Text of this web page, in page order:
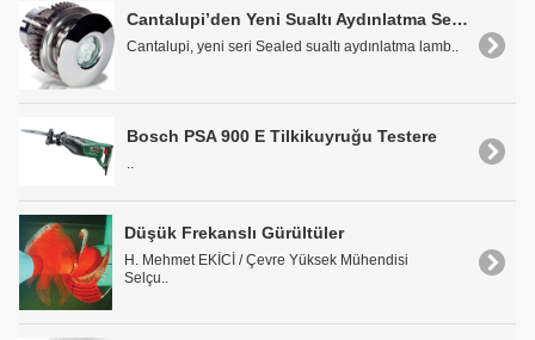
Cantalupi’den Yeni Sualtı Aydınlatma Serisi
Cantalupi, yeni seri Sealed sualtı aydınlatma lamb..
Bosch PSA 900 E Tilkikuyruğu Testere
..
Düşük Frekanslı Gürültüler
H. Mehmet EKİCİ / Çevre Yüksek Mühendisi
Selçu..